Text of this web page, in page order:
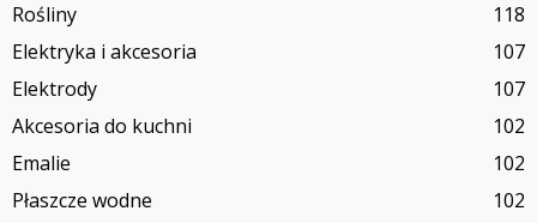
Rośliny
118
Elektryka i akcesoria
107
Elektrody
107
Akcesoria do kuchni
102
Emalie
102
Płaszcze wodne
102